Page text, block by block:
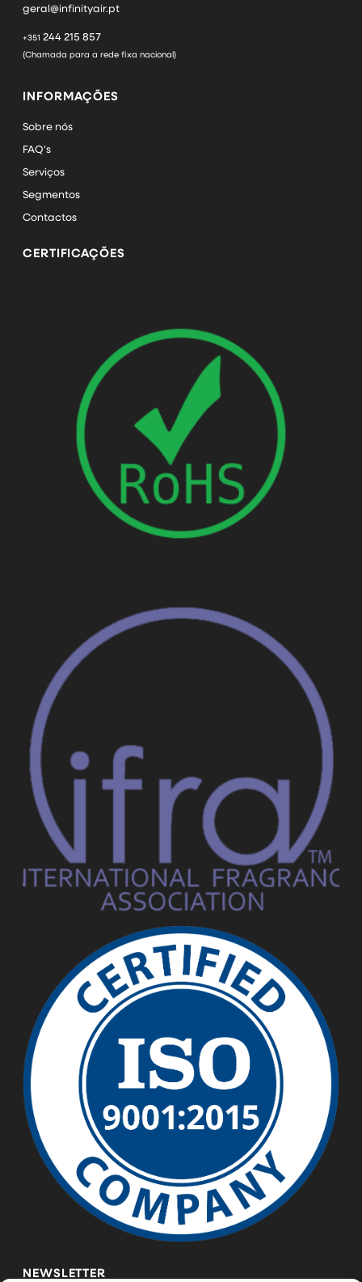
geral@infinityair.pt
+351 244 215 857
(Chamada para a rede fixa nacional)
INFORMAÇÕES
Sobre nós
FAQ's
Serviços
Segmentos
Contactos
CERTIFICAÇÕES
NEWSLETTER